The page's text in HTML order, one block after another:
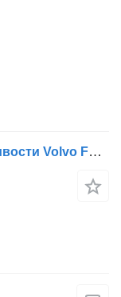
Стабилизатор поперечной устойчивости Volvo FH (01.12-) 22357937 для тягача Volvo FH, FM, FMX-4 series (2013-)